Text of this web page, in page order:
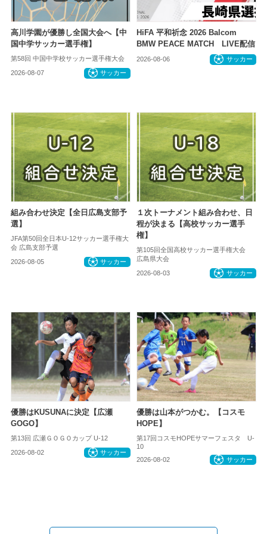
高川学園が優勝し全国大会へ【中
国中学サッカー選手権】
第58回 中国中学校サッカー選手権大会
2026-08-07 サッカー
HiFA 平和祈念 2026 Balcom
BMW PEACE MATCH LIVE配信
2026-08-06 サッカー
組み合わせ決定【全日広島支部予
選】
JFA第50回全日本U-12サッカー選手権大
会 広島支部予選
2026-08-05 サッカー
１次トーナメント組み合わせ、日
程が決まる【高校サッカー選手
権】
第105回全国高校サッカー選手権大会
広島県大会
2026-08-03 サッカー
優勝はKUSUNAに決定【広瀬
GOGO】
第13回 広瀬ＧＯＧＯカップ U-12
2026-08-02 サッカー
優勝は山本がつかむ。【コスモ
HOPE】
第17回コスモHOPEサマーフェスタ U-
10
2026-08-02
サッカー